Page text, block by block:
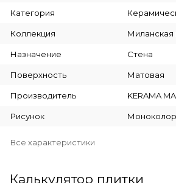
Категория
Коллекция Миланская
Назначение Стена
Поверхность Матовая
Производитель KERAMA
Рисунок Моноколор
Все характеристики
Калькулятор плитки